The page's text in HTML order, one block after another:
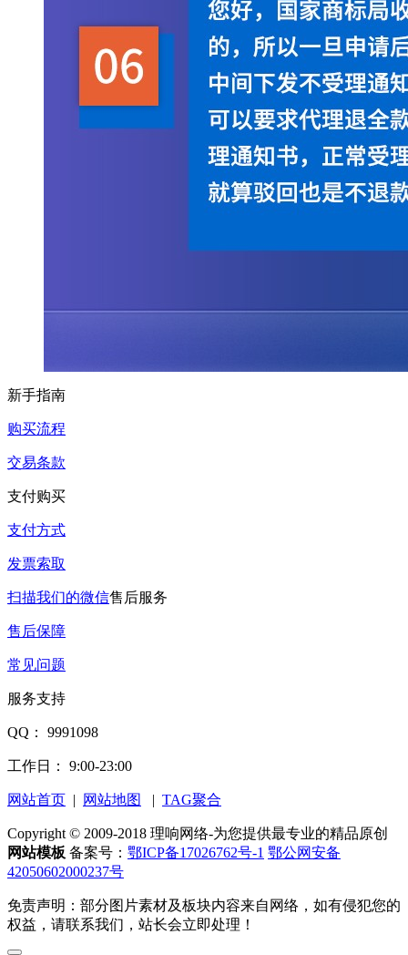
新手指南
购买流程
交易条款
支付购买
支付方式
发票索取
扫描我们的微信售后服务
售后保障
常见问题
服务支持
QQ： 9991098
工作日： 9:00-23:00
网站首页 | 网站地图 | TAG聚合
Copyright © 2009-2018 理响网络-为您提供最专业的精品原创
网站模板 备案号： 鄂ICP备17026762号-1 鄂公网安备
42050602000237号
免责声明：部分图片素材及板块内容来自网络，如有侵犯您的
权益，请联系我们，站长会立即处理！